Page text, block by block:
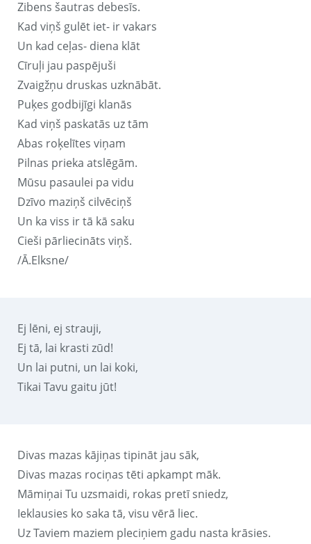
Zibens šautras debesīs.
Kad viņš gulēt iet- ir vakars
Un kad ceļas- diena klāt
Cīruļi jau paspējuši
Zvaigžņu druskas uzknābāt.
Puķes godbijīgi klanās
Kad viņš paskatās uz tām
Abas roķelītes viņam
Pilnas prieka atslēgām.
Mūsu pasaulei pa vidu
Dzīvo maziņš cilvēciņš
Un ka viss ir tā kā saku
Cieši pārliecināts viņš.
/Ā.Elksne/
Ej lēni, ej strauji,
Ej tā, lai krasti zūd!
Un lai putni, un lai koki,
Tikai Tavu gaitu jūt!
Divas mazas kājiņas tipināt jau sāk,
Divas mazas rociņas tēti apkampt māk.
Māmiņai Tu uzsmaidi, rokas pretī sniedz,
Ieklausies ko saka tā, visu vērā liec.
Uz Taviem maziem pleciņiem gadu nasta krāsies.